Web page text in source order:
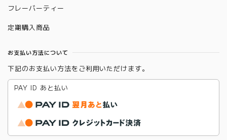
フレーバーティー
定期購入商品
お支払い方法について
下記のお支払い方法をご利用いただけます。
PAY ID あと払い